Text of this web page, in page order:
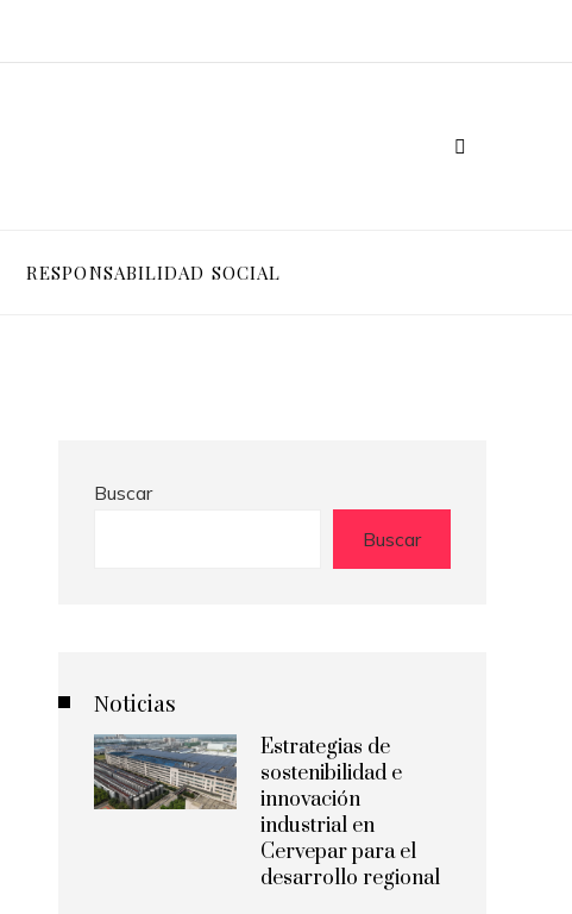
RESPONSABILIDAD SOCIAL
Buscar
Buscar
Noticias
Estrategias de
sostenibilidad e
innovación
industrial en
Cervepar para el
desarrollo regional